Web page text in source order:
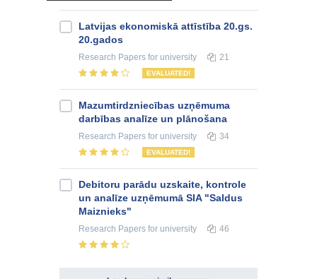
Latvijas ekonomiskā attīstība 20.gs.
20.gados
Research Papers for university 21
EVALUATED!
Mazumtirdzniecības uzņēmuma
darbības analīze un plānošana
Research Papers for university 34
EVALUATED!
Debitoru parādu uzskaite, kontrole
un analīze uzņēmumā SIA "Saldus
Maiznieks"
Research Papers for university 46